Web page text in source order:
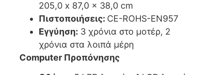
205,0 x 87,0 x 38,0 cm
Πιστοποιήσεις: CE-ROHS-EN957
Εγγύηση: 3 χρόνια στο μοτέρ, 2
χρόνια στα λοιπά μέρη
Computer Προπόνησης